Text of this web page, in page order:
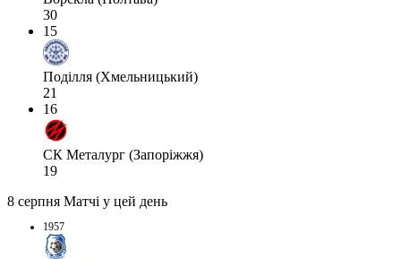
30
15
Поділля (Хмельницький)
21
16
СК Металург (Запоріжжя)
19
8 серпня Матчі у цей день
1957